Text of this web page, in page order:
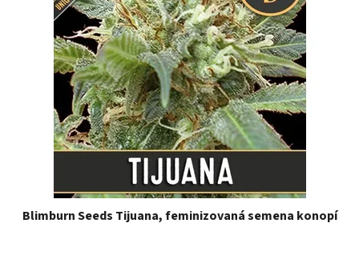
Blimburn Seeds Tijuana, feminizovaná semena konopí